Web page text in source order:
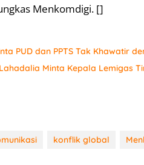
Menkomdigi. []
PUD dan PPTS Tak Khawatir
Minta Kepala Lemigas
konflik global